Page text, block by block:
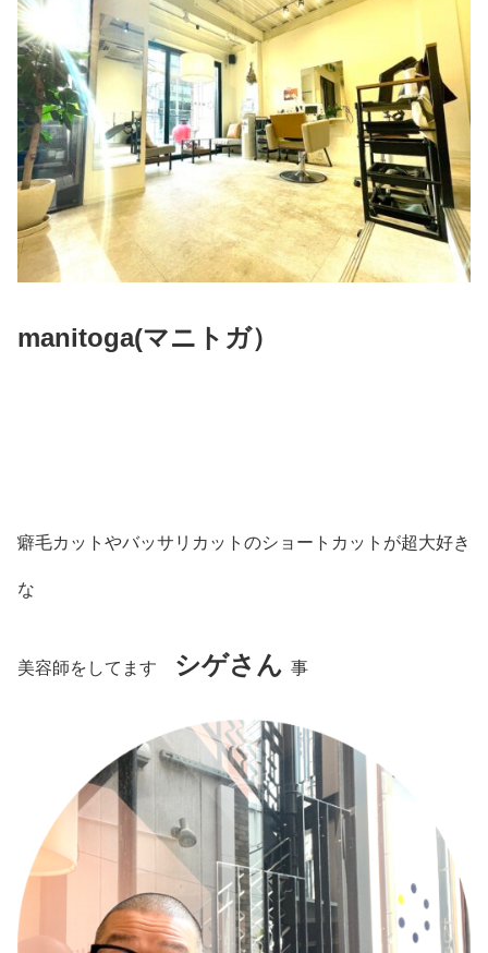
manitoga(マニトガ）
癖毛カットやバッサリカットのショートカットが超大好き
な
美容師をしてます シゲさん 事